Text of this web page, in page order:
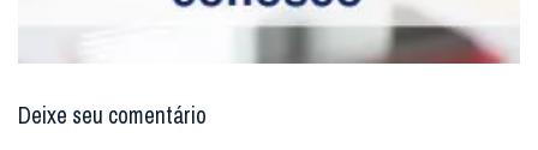
Deixe seu comentário